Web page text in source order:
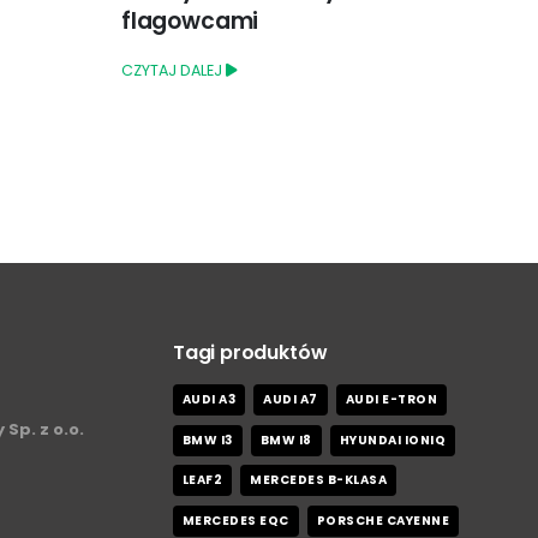
CZYTAJ DALEJ
z o.o.
Tagi produktów
AUDI A3 AUDI A7 AUDI E-TRON
BMW I3 BMW I8 HYUNDAI IONIQ
LEAF2 MERCEDES B-KLASA
MERCEDES EQC PORSCHE CAYENNE